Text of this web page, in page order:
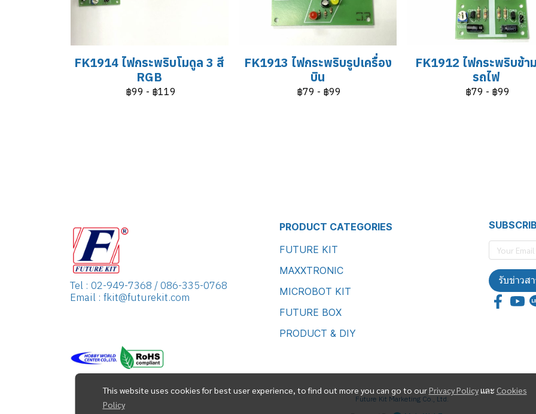
FK1914 ไฟกระพริบโมดูล 3 สี
RGB
฿99 - ฿119
FK1913 ไฟกระพริบรูปเครื่อง
บิน
฿79 - ฿99
FK1912 ไฟกระพริบข้า
รถไฟ
฿79 - ฿99
This website uses cookies for best user experience, to find out more you can go to ourPrivacy Policyและ Cookies
Policy
Tel : 02-949-7368 / 086-335-0768
Email : fkit@futurekit.com
PRODUCT CATEGORIES
FUTURE KIT
MAXXTRONIC
MICROBOT KIT
FUTURE BOX
PRODUCT & DIY
รับข่าวส
Future Kit Marketing Co., Ltd.